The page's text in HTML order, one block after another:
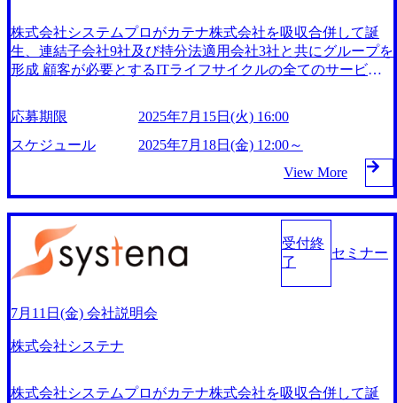
株式会社システムプロがカテナ株式会社を吸収合併して誕
生、連結子会社9社及び持分法適用会社3社と共にグループを
形成 顧客が必要とするITライフサイクルの全てのサービス
上場 4年連続「ホワイト500（健康経営優良法人2024）」認
定 厚生労働省が定める「えるぼし認定段階3」を取得 スポー
ツ庁から「スポーツエールカンパニー」に認定 2025年7月18
日(金) 12:00～ 所要時間:20分～30分程度 2025年7月15日(火) 1
6:00 ・会社概要 ・質疑応答 ※個別の求人票に関する説明は
せず、 参加者様からご質問があれば回答させていただきま
す オンライン(Google Meet) ・システナの求人票にご応募い
ただいている方 ・システナの求人票へのご応募を検討され
ている方
応募期限
2025年7月15日(火) 16:00
スケジュール
2025年7月18日(金) 12:00～
View More
受付終
了
セミナー
7月11日(金) 会社説明会
株式会社システナ
株式会社システムプロがカテナ株式会社を吸収合併して誕